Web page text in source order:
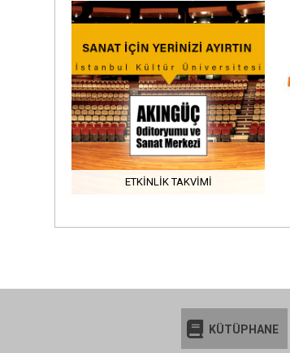
ETKINLIK TAKVIMI
KÜTÜPHANE